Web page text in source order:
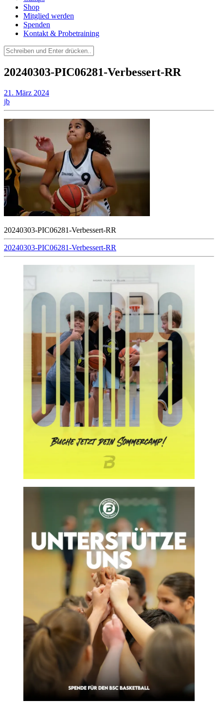
Shop
Mitglied werden
Spenden
Kontakt & Probetraining
Suchen
nach:
20240303-PIC06281-Verbessert-RR
21. März 2024
jb
20240303-PIC06281-Verbessert-RR
Beitragsnavigation
20240303-PIC06281-Verbessert-RR